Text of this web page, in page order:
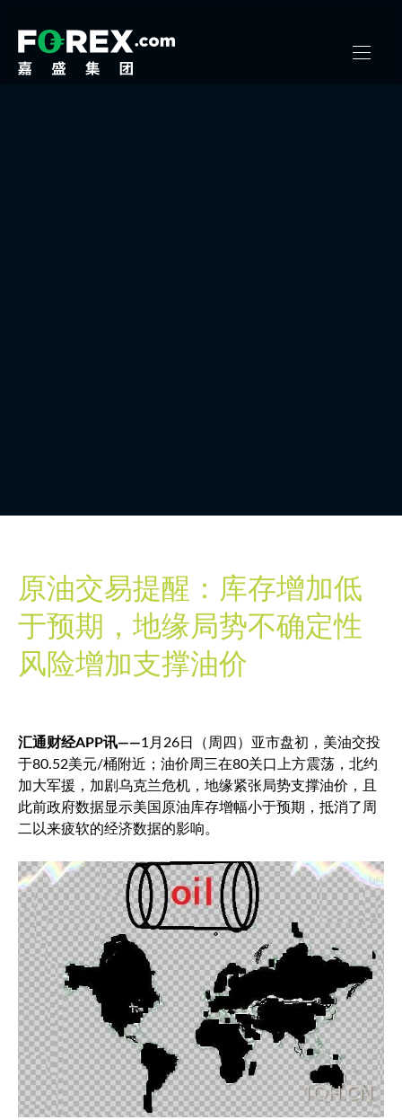
原油交易提醒：库存增加低
于预期，地缘局势不确定性
风险增加支撑油价
汇通财经APP讯——1月26日（周四）亚市盘初，美油交投
于80.52美元/桶附近；油价周三在80关口上方震荡，北约
加大军援，加剧乌克兰危机，地缘紧张局势支撑油价，且
此前政府数据显示美国原油库存增幅小于预期，抵消了周
二以来疲软的经济数据的影响。